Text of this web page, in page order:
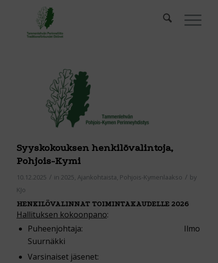
Syyskokouksen henkilövalintoja,
Pohjois-Kymi
10.12.2025 / in 2025, Ajankohtaista, Pohjois-Kymenlaakso / by
KJo
HENKILÖVALINNAT TOIMINTAKAUDELLE 2026
Hallituksen kokoonpano:
Puheenjohtaja: Ilmo
Suurnäkki
Varsinaiset jäsenet: